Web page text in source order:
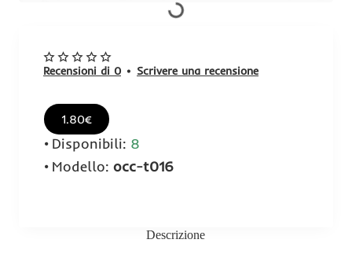
Recensioni di 0 • Scrivere una recensione
1.80€
Disponibili: 8
Modello: occ-t016
Descrizione